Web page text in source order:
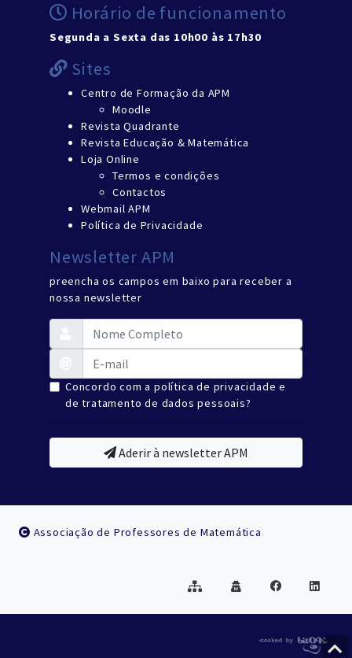
Horário de funcionamento
Segunda a Sexta das 10h00 às 17h30
Sites
Centro de Formação da APM
Moodle
Revista Quadrante
Revista Educação & Matemática
Loja Online
Termos e condições
Contactos
Webmail APM
Política de Privacidade
Newsletter APM
preencha os campos em baixo para receber a
nossa newsletter
Concordo com a política de privacidade e
de tratamento de dados pessoais?
Aderir à newsletter APM
Associação de Professores de Matemática